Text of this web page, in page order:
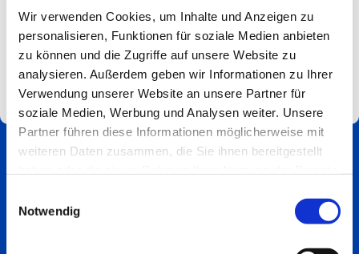
Wir verwenden Cookies, um Inhalte und Anzeigen zu
personalisieren, Funktionen für soziale Medien anbieten
zu können und die Zugriffe auf unsere Website zu
analysieren. Außerdem geben wir Informationen zu Ihrer
Verwendung unserer Website an unsere Partner für
soziale Medien, Werbung und Analysen weiter. Unsere
Partner führen diese Informationen möglicherweise mit
weiteren Daten zusammen, die Sie ihnen bereitgestellt
Notwendig
Impressum